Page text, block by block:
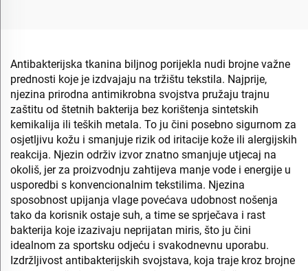
Antibakterijska tkanina biljnog porijekla nudi brojne važne
prednosti koje je izdvajaju na tržištu tekstila. Najprije,
njezina prirodna antimikrobna svojstva pružaju trajnu
zaštitu od štetnih bakterija bez korištenja sintetskih
kemikalija ili teških metala. To ju čini posebno sigurnom za
osjetljivu kožu i smanjuje rizik od iritacije kože ili alergijskih
reakcija. Njezin održiv izvor znatno smanjuje utjecaj na
okoliš, jer za proizvodnju zahtijeva manje vode i energije u
usporedbi s konvencionalnim tekstilima. Njezina
sposobnost upijanja vlage povećava udobnost nošenja
tako da korisnik ostaje suh, a time se sprječava i rast
bakterija koje izazivaju neprijatan miris, što ju čini
idealnom za sportsku odjeću i svakodnevnu uporabu.
Izdržljivost antibakterijskih svojstava, koja traje kroz brojne